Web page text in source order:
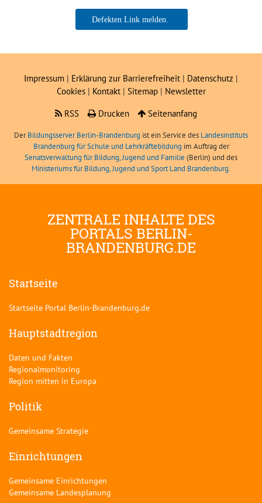
Jan Steckmeister
Impressum | Erklärung zur Barrierefreiheit | Datenschutz |
Cookies| Kontakt | Sitemap| Newsletter
RSS
Drucken Seitenanfang
DerBildungsserver Berlin-Brandenburg ist ein Service des Landesinstituts
Brandenburg für Schule und Lehrkräftebildung im Auftrag der
Senatsverwaltung für Bildung, Jugend und Familie (Berlin) und des
Ministeriums für Bildung, Jugend und Sport Land Brandenburg.
ZENTRALE INHALTE DES
PORTALS BERLIN-
BRANDENBURG.DE
Startseite
Startseite Portal Berlin-Brandenburg.de
Hauptstadtregion
Daten und Fakten
Regionalmonitoring
Region mitten in Europa
Politik
Gemeinsame Strategie
Einrichtungen
Gemeinsame Einrichtungen
Gemeinsame Landesplanung